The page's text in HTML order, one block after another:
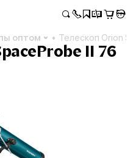
оптом Телескоп Orion
II 76